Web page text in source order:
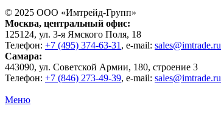
© 2025 ООО «Имтрейд-Групп»
Москва, центральный офис:
125124, ул. 3-я Ямского Поля, 18
Телефон: +7 (495) 374-63-31 , e-mail: sales@imtrade.ru
Самара:
443090, ул. Советской Армии, 180, строение 3
Телефон: +7 (846) 273-49-39, e-mail: sales@imtrade.ru
Меню